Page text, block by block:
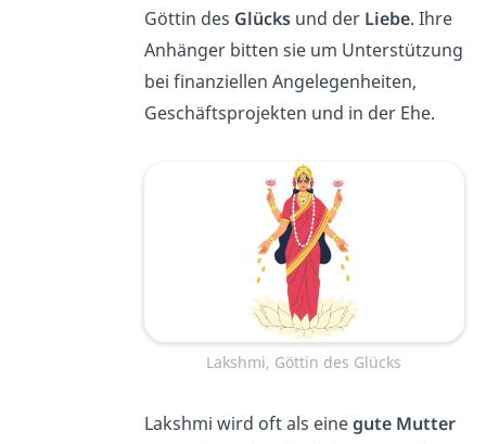
Göttin des Glücksund der Liebe. Ihre
Anhänger bitten sie um Unterstützung
bei finanziellen Angelegenheiten,
Geschäftsprojekten und in der Ehe.
Lakshmi, Göttin des Glücks
Lakshmi wird oft als einegute Mutter